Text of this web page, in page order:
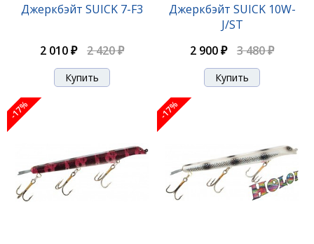
-17%
Джеркбэйт SUICK 7-F3
2 010 ₽ 2 420 ₽
Джеркбэйт SUICK 10W-
J/ST
2 900 ₽
3 480 ₽
-17% -17%